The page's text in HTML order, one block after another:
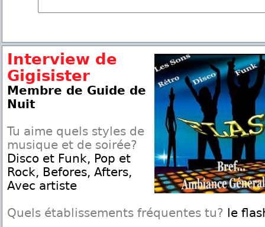
Interview de
Gigisister
Membre de Guide de
Nuit
Tu aime quels styles de
musique et de soirée?
Disco et Funk, Pop et
Rock, Befores, Afters,
Avec artiste
Quels établissements fréquentes tu? le